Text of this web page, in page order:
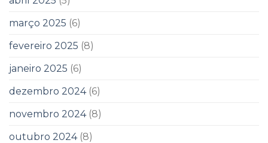
março 2025 (6)
fevereiro 2025 (8)
janeiro 2025 (6)
dezembro 2024(6)
novembro 2024(8)
outubro 2024(8)